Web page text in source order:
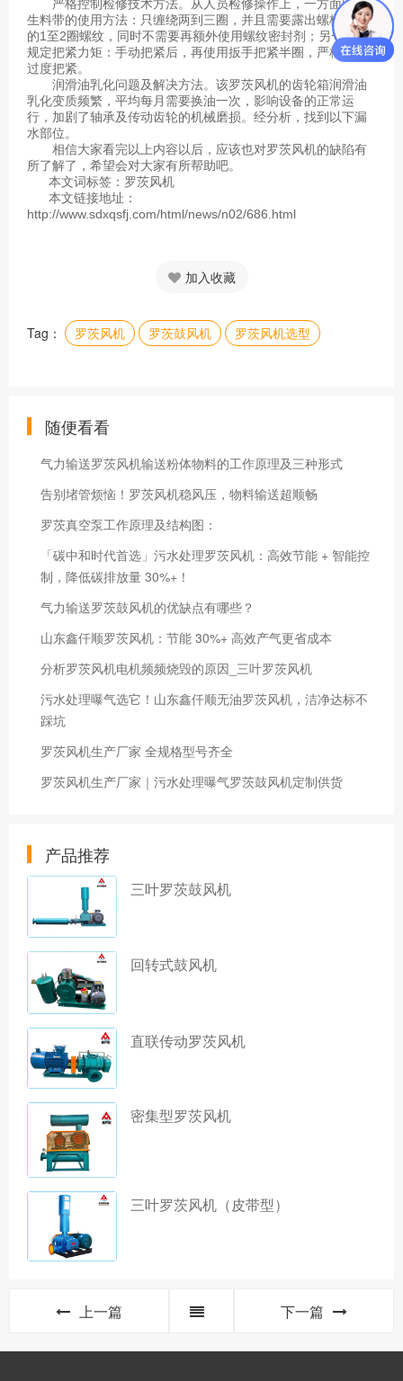
严格控制检修技术方法。从人员检修操作上，一方面固化
生料带的使用方法：只缠绕两到三圈，并且需要露出螺栓端头
的1至2圈螺纹，同时不需要再额外使用螺纹密封剂；另一方面
规定把紧力矩：手动把紧后，再使用扳手把紧半圈，严格禁止
过度把紧。
润滑油乳化问题及解决方法。该罗茨风机的齿轮箱润滑油
乳化变质频繁，平均每月需要换油一次，影响设备的正常运
行，加剧了轴承及传动齿轮的机械磨损。经分析，找到以下漏
水部位。
相信大家看完以上内容以后，应该也对罗茨风机的缺陷有
所了解了，希望会对大家有所帮助吧。
本文词标签：罗茨风机
本文链接地址：
http://www.sdxqsfj.com/html/news/n02/686.html
加入收藏
Tag： 罗茨风机 罗茨鼓风机 罗茨风机选型
随便看看
气力输送罗茨风机输送粉体物料的工作原理及三种形式
告别堵管烦恼！罗茨风机稳风压，物料输送超顺畅
罗茨真空泵工作原理及结构图：
「碳中和时代首选」污水处理罗茨风机：高效节能 + 智能控
制，降低碳排放量 30%+！
气力输送罗茨鼓风机的优缺点有哪些？
山东鑫仟顺罗茨风机：节能 30%+ 高效产气更省成本
分析罗茨风机电机频频烧毁的原因_三叶罗茨风机
污水处理曝气选它！山东鑫仟顺无油罗茨风机，洁净达标不
踩坑
罗茨风机生产厂家 全规格型号齐全
罗茨风机生产厂家｜污水处理曝气罗茨鼓风机定制供货
产品推荐
三叶罗茨鼓风机
回转式鼓风机
直联传动罗茨风机
密集型罗茨风机
三叶罗茨风机（皮带型）
上一篇 下一篇